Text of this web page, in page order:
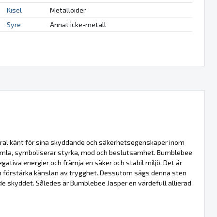
Kisel
Metalloider
Syre
Annat icke-metall
känt för sina skyddande och säkerhetsegenskaper inom
symboliserar styrka, mod och beslutsamhet. Bumblebee
energier och främja en säker och stabil miljö. Det är
känslan av trygghet. Dessutom sägs denna sten
Således är Bumblebee Jasper en värdefull allierad